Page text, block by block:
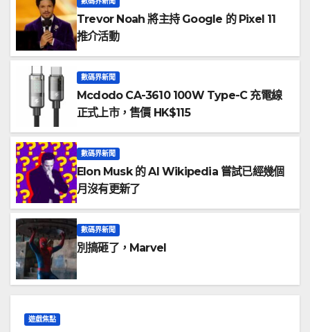
Trevor Noah 將主持 Google 的 Pixel 11
推介活動
數碼界新聞
Mcdodo CA-3610 100W Type-C 充電線
正式上市，售價 HK$115
數碼界新聞
Elon Musk 的 AI Wikipedia 嘗試已經幾個
月沒有更新了
數碼界新聞
別搞砸了，Marvel
遊戲焦點